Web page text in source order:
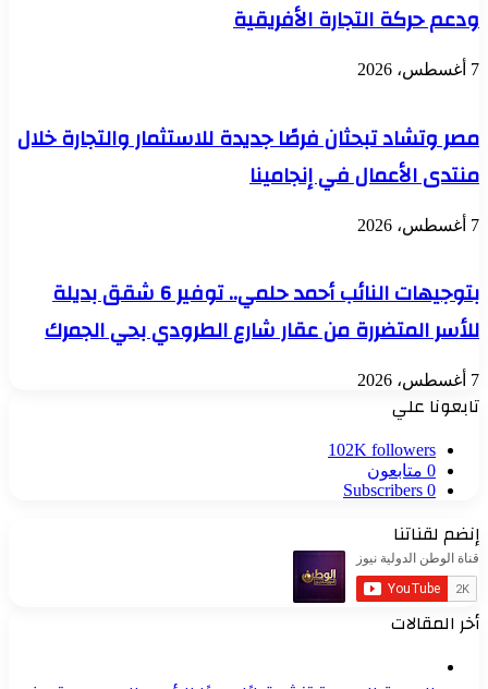
ودعم حركة التجارة الأفريقية
7 أغسطس، 2026
مصر وتشاد تبحثان فرصًا جديدة للاستثمار والتجارة خلال
منتدى الأعمال في إنجامينا
7 أغسطس، 2026
بتوجيهات النائب أحمد حلمي.. توفير 6 شقق بديلة
للأسر المتضررة من عقار شارع الطرودي بحي الجمرك
7 أغسطس، 2026
تابعونا علي
102K followers
0 متابعون
0
Subscribers
إنضم لقناتنا
أخر المقالات